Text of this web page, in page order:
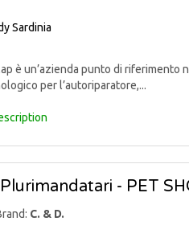
Sardinia
è un’azienda punto di riferimento
per l’autoriparatore,...
- PET
C. & D.